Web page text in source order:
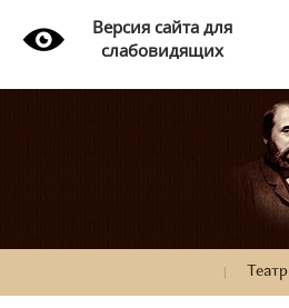
Версия сайта для
слабовидящих
Театр